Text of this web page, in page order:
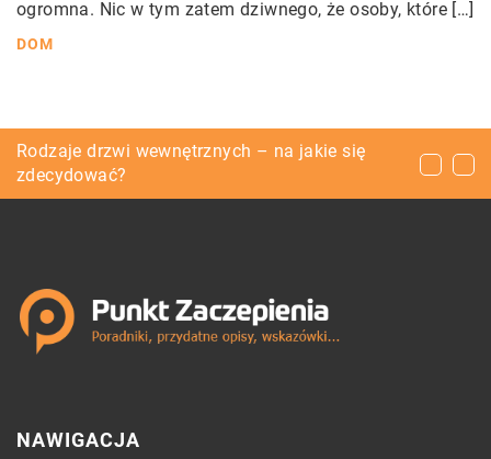
ogromna. Nic w tym zatem dziwnego, że osoby, które […]
DOM
Jak przygotować się do narodzin dziecka?
Rodzaje drzwi wewnętrznych – na jakie się
zdecydować?
Jak zareklamować biurowiec?
NAWIGACJA